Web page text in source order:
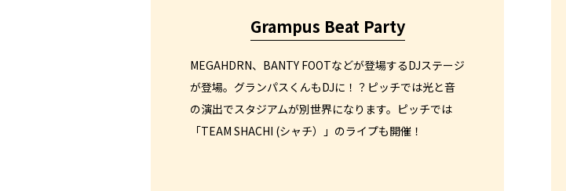
Grampus Beat Party
MEGAHDRN、BANTY FOOTなどが登場するDJステージ
が登場。グランパスくんもDJに！？ピッチでは光と音
の演出でスタジアムが別世界になります。ピッチでは
「TEAM SHACHI (シャチ）」のライプも開催！